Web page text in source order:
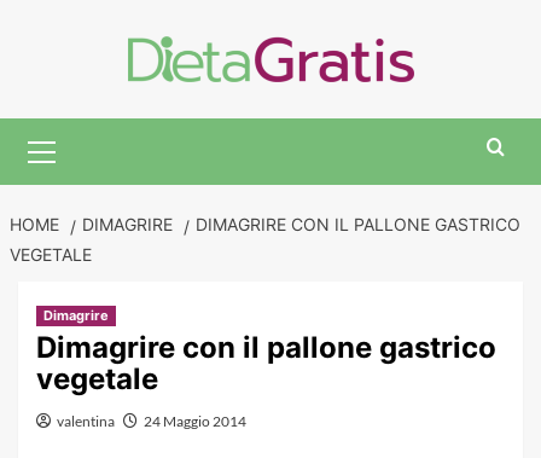
Menu
HOME DIMAGRIRE
DIMAGRIRE CON IL PALLONE GASTRICO
VEGETALE
Dimagrire
Dimagrire con il pallone gastrico
vegetale
valentina 24 Maggio 2014